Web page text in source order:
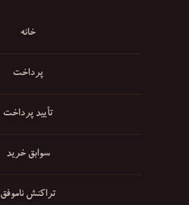
خانه
پرداخت
تأیید پرداخت
سوابق خرید
تراکنش ناموفق